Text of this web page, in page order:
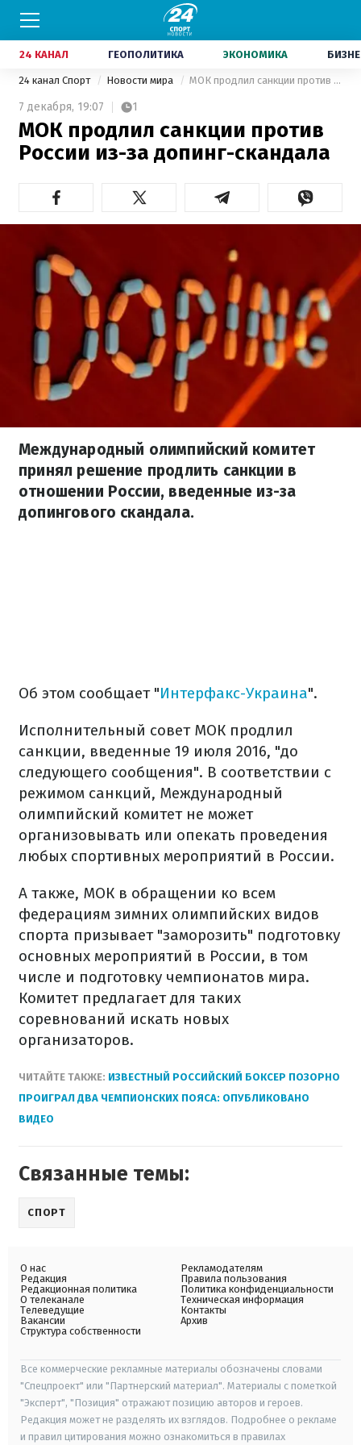
24 КАНАЛ ГЕОПОЛИТИКА ЭКОНОМИКА
24 канал Спорт Новости мира МОК продлил санкции против России из-за допинг-скандала
7 декабря, 19:07 1
МОК продлил санкции против
России из-за допинг-скандала
Международный олимпийский комитет
принял решение продлить санкции в
отношении России, введенные из-за
допингового скандала.
Об этом сообщает "Интерфакс-Украина".
Исполнительный совет МОК продлил
санкции, введенные 19 июля 2016, "до
следующего сообщения". В соответствии с
режимом санкций, Международный
олимпийский комитет не может
организовывать или опекать проведения
любых спортивных мероприятий в России.
А также, МОК в обращении ко всем
федерациям зимних олимпийских видов
спорта призывает "заморозить" подготовку
основных мероприятий в России, в том
числе и подготовку чемпионатов мира.
Комитет предлагает для таких
соревнований искать новых
организаторов.
ЧИТАЙТЕ ТАКЖЕ: ИЗВЕСТНЫЙ РОССИЙСКИЙ БОКСЕР ПОЗОРНО
ПРОИГРАЛ ДВА ЧЕМПИОНСКИХ ПОЯСА: ОПУБЛИКОВАНО
ВИДЕО
Связанные темы:
СПОРТ
О нас
Редакция
Редакционная политика
О телеканале
Телеведущие
Вакансии
Структура собственности
Рекламодателям
Правила пользования
Политика конфиденциальности
Техническая информация
Контакты
Архив
Все коммерческие рекламные материалы обозначены словами
"Спецпроект" или "Партнерский материал". Материалы с пометкой
"Эксперт", "Позиция" отражают позицию авторов и героев.
Редакция может не разделять их взглядов. Подробнее о рекламе
и правил цитирования можно ознакомиться в правилах